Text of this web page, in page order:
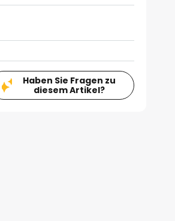
Haben Sie Fragen zu
diesem Artikel?